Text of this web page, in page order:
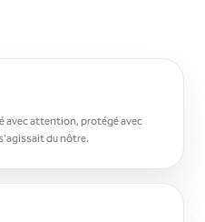
avec attention, protégé avec
du nôtre.